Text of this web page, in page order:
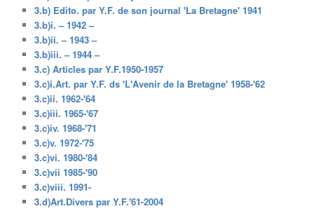
3.b) Edito. par Y.F. de son journal 'La Bretagne' 1941
3.b)i. – 1942 –
3.b)ii. – 1943 –
3.b)iii. – 1944 –
3.c) Articles par Y.F.1950-1957
3.c)i.Art. par Y.F. ds 'L'Avenir de la Bretagne' 1958-'62
3.c)ii. 1962-'64
3.c)iii. 1965-'67
3.c)iv. 1968-'71
3.c)v. 1972-'75
3.c)vi. 1980-'84
3.c)vii 1985-'90
3.c)viii. 1991-
3.d)Art.Divers par Y.F.'61-2004